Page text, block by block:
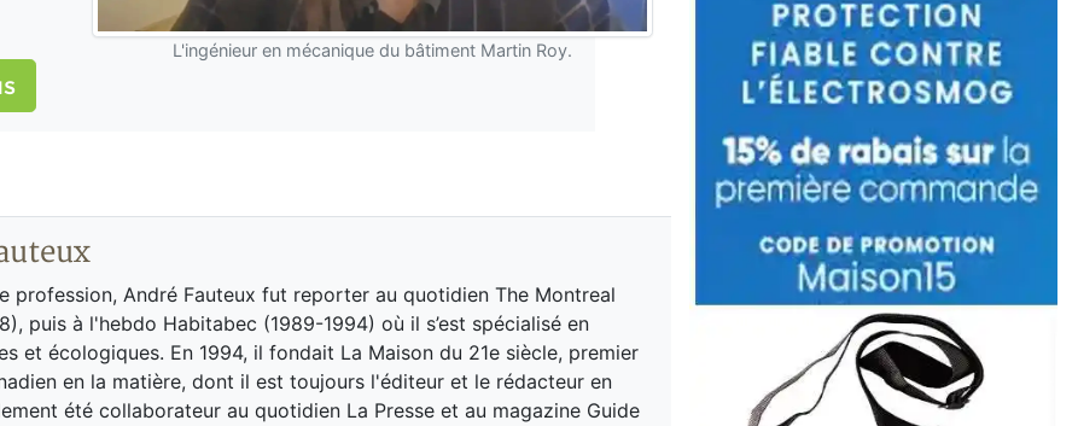
L'ingénieur en mécanique du bâtiment Martin Roy.
profession, André Fauteux fut reporter au quotidien The Montreal
puis à l'hebdo Habitabec (1989-1994) où il s’est spécialisé en
et écologiques. En 1994, il fondait La Maison du 21e siècle, premier
en la matière, dont il est toujours l'éditeur et le rédacteur en
été collaborateur au quotidien La Presse et au magazine Guide